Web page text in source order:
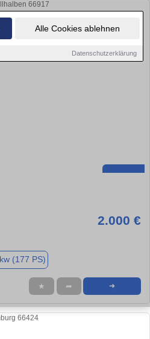
Alle Cookies ablehnen
Datenschutzerklärung
2.000 €
(177 PS)
★ ➦ ➜